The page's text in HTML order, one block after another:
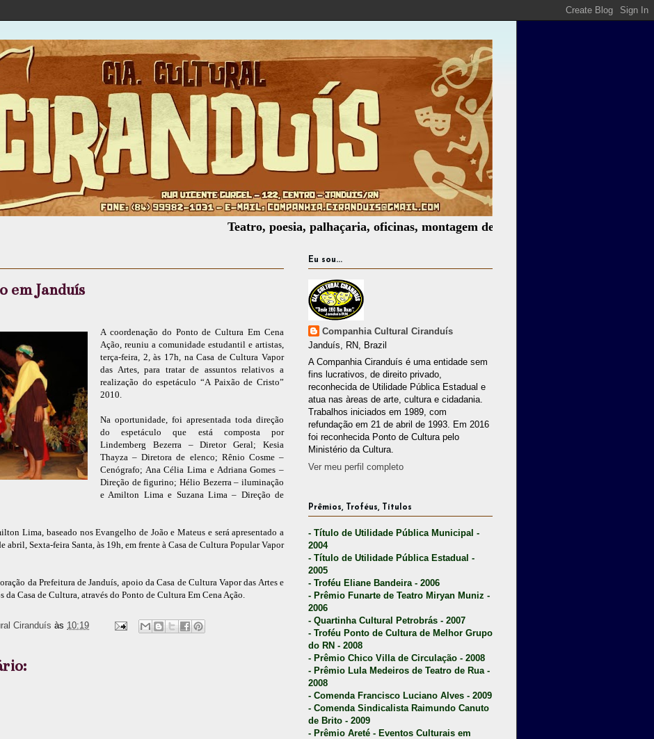
Teatro, poesia, palhaçaria, oficinas, montagem de espetáculos, assessoria cultural,
em Janduís
A coordenação do Ponto de Cultura Em Cena
Ação, reuniu a comunidade estudantil e artistas,
terça-feira, 2, às 17h, na Casa de Cultura Vapor
das Artes, para tratar de assuntos relativos a
realização do espetáculo “A Paixão de Cristo”
2010.
Na oportunidade, foi apresentada toda direção
do espetáculo que está composta por
Lindemberg Bezerra – Diretor Geral; Kesia
Thayza – Diretora de elenco; Rênio Cosme –
Cenógrafo; Ana Célia Lima e Adriana Gomes –
Direção de figurino; Hélio Bezerra – iluminação
e Amilton Lima e Suzana Lima – Direção de
Lima, baseado nos Evangelho de João e Mateus e será apresentado a
abril, Sexta-feira Santa, às 19h, em frente à Casa de Cultura Popular Vapor
da Prefeitura de Janduís, apoio da Casa de Cultura Vapor das Artes e
da Casa de Cultura, através do Ponto de Cultura Em Cena Ação.
Ciranduís às 10:19
Eu sou...
Companhia Cultural Ciranduís
Janduís, RN, Brazil
A Companhia Ciranduís é uma entidade sem
fins lucrativos, de direito privado,
reconhecida de Utilidade Pública Estadual e
atua nas àreas de arte, cultura e cidadania.
Trabalhos iniciados em 1989, com
refundação em 21 de abril de 1993. Em 2016
foi reconhecida Ponto de Cultura pelo
Ministério da Cultura.
Ver meu perfil completo
Prêmios, Troféus, Títulos
- Título de Utilidade Pública Municipal -
2004
- Título de Utilidade Pública Estadual -
2005
- Troféu Eliane Bandeira - 2006
- Prêmio Funarte de Teatro Miryan Muniz -
2006
- Quartinha Cultural Petrobrás - 2007
- Troféu Ponto de Cultura de Melhor Grupo
do RN - 2008
- Prêmio Chico Villa de Circulação - 2008
- Prêmio Lula Medeiros de Teatro de Rua -
2008
- Comenda Francisco Luciano Alves - 2009
- Comenda Sindicalista Raimundo Canuto
de Brito - 2009
- Prêmio Areté - Eventos Culturais em